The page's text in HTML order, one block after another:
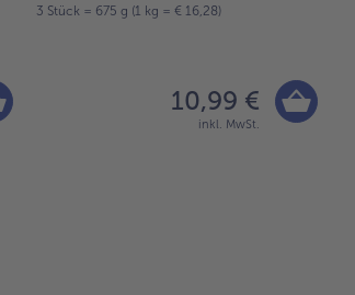
3 Stück = 675 g (1 kg = € 16,28)
10,99 €
inkl. MwSt.